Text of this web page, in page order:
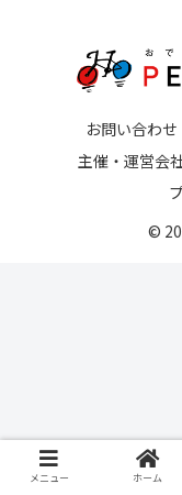
お問い合わせ
主催・運営会
©
メニュー ホーム